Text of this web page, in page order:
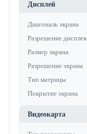
Дисплей
Диагональ экрана
Разрешение дисплея
Размер экрана
Разрешение экрана
Тип матрицы
Покрытие экрана
Видеокарта